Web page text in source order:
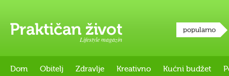
Lifestyle magazin
popularno
Dom Obitelj Zdravlje Kreativno Kućni budžet